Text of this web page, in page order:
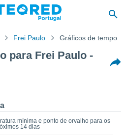
Frei Paulo Gráficos de tempo
para Frei Paulo -
mínima e ponto de orvalho para os
14 dias